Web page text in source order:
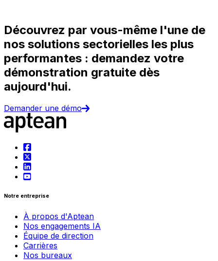
Découvrez par vous-même l'une de
nos solutions sectorielles les plus
performantes : demandez votre
démonstration gratuite dès
aujourd'hui.
Demander une démo
Notre entreprise
À propos d'Aptean
Nos engagements IA
Équipe de direction
Carrières
Nos bureaux